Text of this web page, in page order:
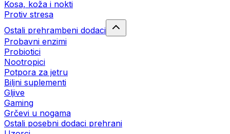
Kosa, koža i nokti
Protiv stresa
Ostali prehrambeni dodaci
Probavni enzimi
Probiotici
Nootropici
Potpora za jetru
Biljni suplementi
Gljive
Gaming
Grčevi u nogama
Ostali posebni dodaci prehrani